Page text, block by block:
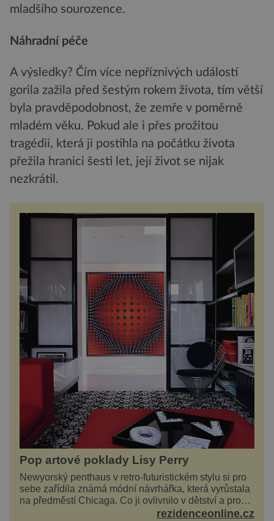
mladšího sourozence.
Náhradní péče
A výsledky? Čím více nepříznivých událostí
gorila zažila před šestým rokem života, tím větší
byla pravděpodobnost, že zemře v poměrně
mladém věku. Pokud ale i přes prožitou
tragédii, která ji postihla na počátku života
přežila hranici šesti let, její život se nijak
nezkrátil.
Pop artové poklady Lisy Perry
Newyorský penthaus v retro-futuristickém stylu si pro
sebe zařídila známá módní návrhářka, která vyrůstala
na předměstí Chicaga. Co ji ovlivnilo v dětství a proč
vypadá její domov právě takto? Interié...rezidenceonline.cz